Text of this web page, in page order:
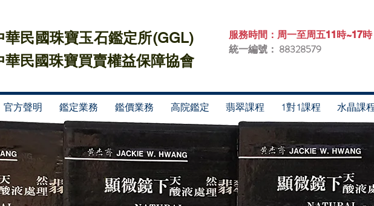
華民國珠寶玉石鑑定所(GGL)
華民國珠寶買賣權益保障協會​
服務時間：周一至周五11時~17時
統一編號： 88328579
官方聲明 鑑定業務 鑑價業務 高院鑑定 翡翠課程 1對1課程 水晶課